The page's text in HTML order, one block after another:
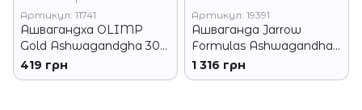
Артикул: 11741
Ашвагандха OLIMP
Gold Ashwagandgha 300
мг 30 капсул
419 грн
Артикул: 19391
Ашваганда Jarrow
Formulas Ashwagandha
300 mg 120 капсул
1 316 грн